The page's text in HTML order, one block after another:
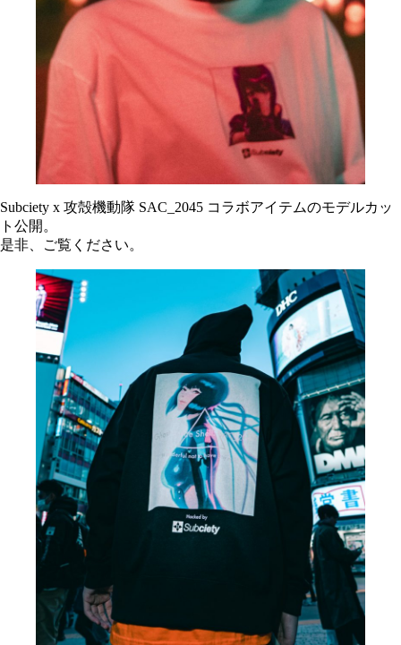
Subciety x 攻殻機動隊 SAC_2045 コラボアイテムのモデルカッ
ト公開。
是非、ご覧ください。